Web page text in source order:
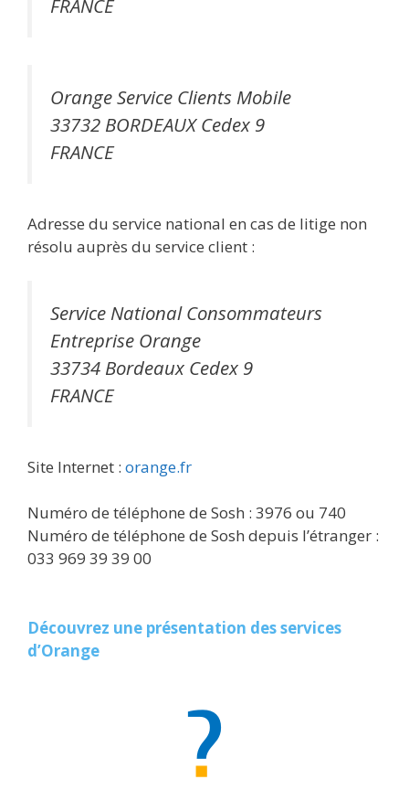
Orange Service Clients Mobile
33732 BORDEAUX Cedex 9
FRANCE
Adresse du service national en cas de litige non
résolu auprès du service client :
Service National Consommateurs
Entreprise Orange
33734 Bordeaux Cedex 9
FRANCE
Site Internet : orange.fr
Numéro de téléphone de Sosh : 3976 ou 740
Numéro de téléphone de Sosh depuis l’étranger :
033 969 39 39 00
Découvrez une présentation des services
d’Orange